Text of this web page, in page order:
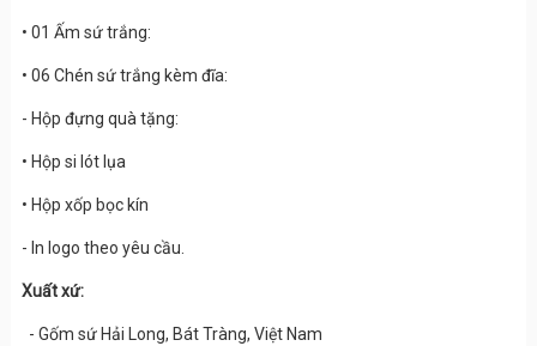
• 01 Ấm sứ trắng:
• 06 Chén sứ trắng kèm đĩa:
- Hộp đựng quà tặng:
• Hộp si lót lụa
• Hộp xốp bọc kín
- In logo theo yêu cầu.
Xuất xứ:
- Gốm sứ Hải Long, Bát Tràng, Việt Nam